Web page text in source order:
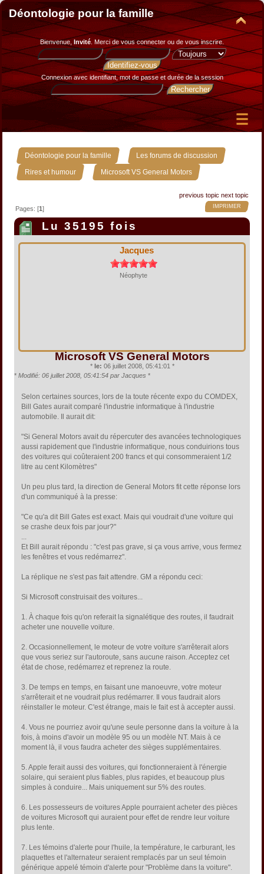
Déontologie pour la famille
Bienvenue, Invité. Merci devous connecter ou de vous inscrire.
Connexion avec identifiant, mot de passe et durée de la session
Déontologie pour la famille » Les forums de discussion »
Rires et humour » Microsoft VS General Motors
previous topic next topic
IMPRIMER
Pages: [1]
Lu 35195 fois
Jacques
Néophyte
Microsoft VS General Motors
* le: 06 juillet 2008, 05:41:01 *
* Modifié: 06 juillet 2008, 05:41:54 par Jacques *
Selon certaines sources, lors de la toute récente expo du COMDEX,
Bill Gates aurait comparé l'industrie informatique à l'industrie
automobile. Il aurait dit:
"Si General Motors avait du répercuter des avancées technologiques
aussi rapidement que l'industrie informatique, nous conduirions tous
des voitures qui coûteraient 200 francs et qui consommeraient 1/2
litre au cent Kilomètres"
Un peu plus tard, la direction de General Motors fit cette réponse lors
d'un communiqué à la presse:
"Ce qu'a dit Bill Gates est exact. Mais qui voudrait d'une voiture qui
se crashe deux fois par jour?"
...
Et Bill aurait répondu : "c'est pas grave, si ça vous arrive, vous fermez
les fenêtres et vous redémarrez".
La réplique ne s'est pas fait attendre. GM a répondu ceci:
Si Microsoft construisait des voitures...
1. À chaque fois qu'on referait la signalétique des routes, il faudrait
acheter une nouvelle voiture.
2. Occasionnellement, le moteur de votre voiture s'arrêterait alors
que vous seriez sur l'autoroute, sans aucune raison. Acceptez cet
état de chose, redémarrez et reprenez la route.
3. De temps en temps, en faisant une manoeuvre, votre moteur
s'arrêterait et ne voudrait plus redémarrer. Il vous faudrait alors
réinstaller le moteur. C'est étrange, mais le fait est à accepter aussi.
4. Vous ne pourriez avoir qu'une seule personne dans la voiture à la
fois, à moins d'avoir un modèle 95 ou un modèle NT. Mais à ce
moment là, il vous faudra acheter des sièges supplémentaires.
5. Apple ferait aussi des voitures, qui fonctionneraient à l'énergie
solaire, qui seraient plus fiables, plus rapides, et beaucoup plus
simples à conduire... Mais uniquement sur 5% des routes.
6. Les possesseurs de voitures Apple pourraient acheter des pièces
de voitures Microsoft qui auraient pour effet de rendre leur voiture
plus lente.
7. Les témoins d'alerte pour l'huile, la température, le carburant, les
plaquettes et l'alternateur seraient remplacés par un seul témoin
générique appelé témoin d'alerte pour "Problème dans la voiture".